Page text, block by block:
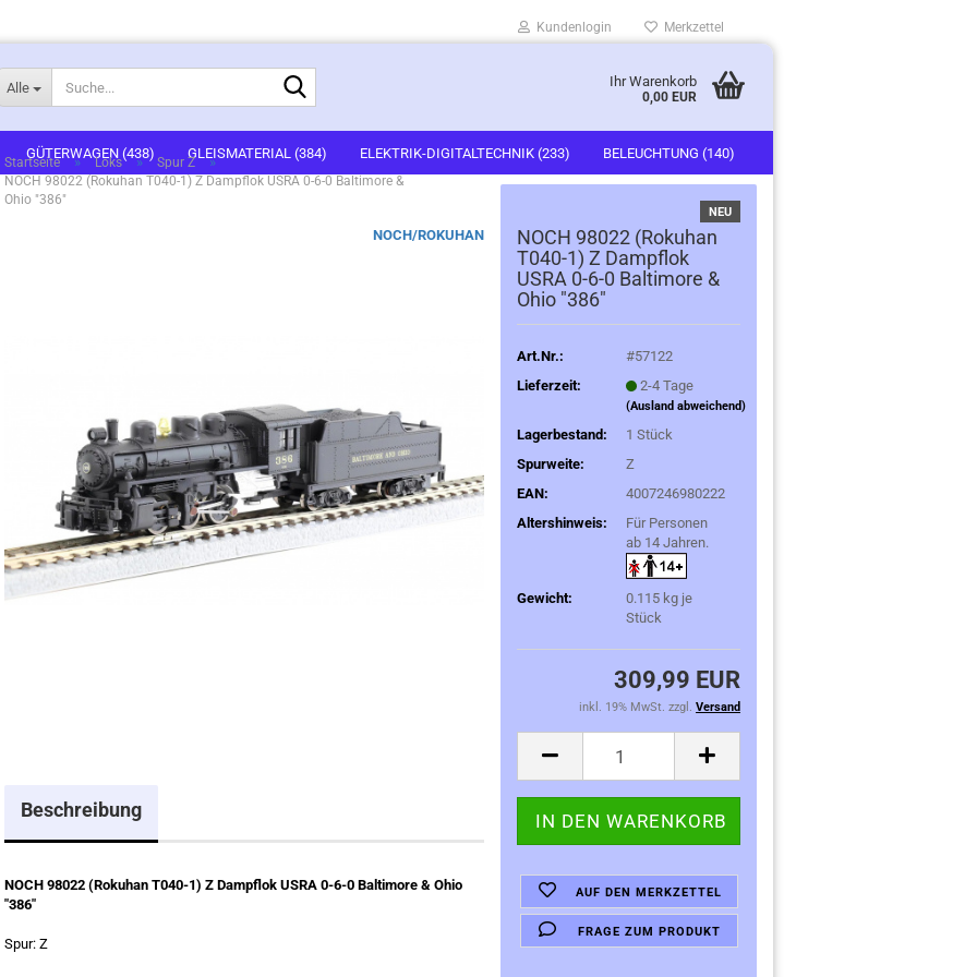
Kundenlogin Merkzettel
Alle Ihr Warenkorb
0,00 EUR
GÜTERWAGEN (438) GLEISMATERIAL (384) ELEKTRIK-DIGITALTECHNIK (233) BELEUCHTUNG (140)
FERTIGGELÄNDE (2)
Startseite » Loks » Spur Z »
NOCH 98022 (Rokuhan T040-1) Z Dampflok USRA 0-6-0 Baltimore &
Ohio "386"
NOCH/ROKUHAN
NEU
NOCH 98022 (Rokuhan
T040-1) Z Dampflok
USRA 0-6-0 Baltimore &
Ohio "386"
Art.Nr.:
#57122
Lieferzeit:
2-4 Tage
(Ausland abweichend)
Lagerbestand: 1Stück
Spurweite:
Z
EAN:
4007246980222
Altershinweis:
Für Personen
ab 14 Jahren.
Gewicht: 0.115 kg je
Stück
309,99 EUR
inkl. 19% MwSt. zzgl. Versand
AUF DEN MERKZETTEL
FRAGE ZUM PRODUKT
Beschreibung
NOCH 98022 (Rokuhan T040-1) Z Dampflok USRA 0-6-0 Baltimore & Ohio
"386"
Spur: Z